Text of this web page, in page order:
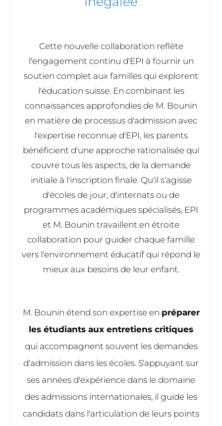
Cette nouvelle collaboration reflète
l'engagement continu d'EPI à fournir un
soutien complet aux familles qui explorent
l'éducation suisse. En combinant les
connaissances approfondies de M. Bounin
en matière de processus d'admission avec
l'expertise reconnue d'EPI, les parents
bénéficient d'une approche rationalisée qui
couvre tous les aspects, de la demande
initiale à l'inscription finale. Qu'il s'agisse
d'écoles de jour, d'internats ou de
programmes académiques spécialisés, EPI
et M. Bounin travaillent en étroite
collaboration pour guider chaque famille
vers l'environnement éducatif qui répond le
mieux aux besoins de leur enfant.
M. Bounin étend son expertise en préparer
les étudiants aux entretiens critiques
qui accompagnent souvent les demandes
d'admission dans les écoles. S'appuyant sur
ses années d'expérience dans le domaine
des admissions internationales, il guide les
candidats dans l'articulation de leurs points